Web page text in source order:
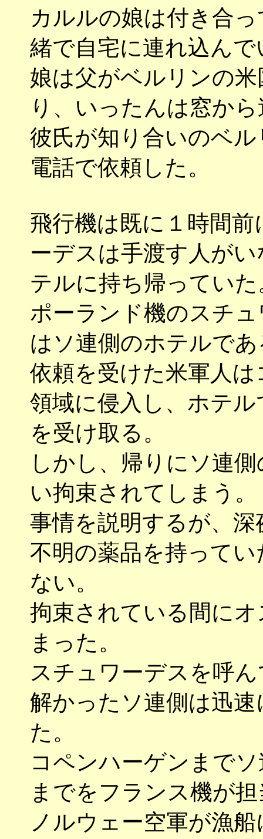
カルルの娘は付き合
緒で自宅に連れ込んで
娘は父がベルリンの
り、いったんは窓か
彼氏が知り合いのベ
電話で依頼した。
飛行機は既に１時間
ーデスは手渡す人が
テルに持ち帰っていた
ポーランド機のスチ
はソ連側のホテルで
依頼を受けた米軍人
領域に侵入し、ホテ
を受け取る。
しかし、帰りにソ連
い拘束されてしまう。
事情を説明するが、
不明の薬品を持って
ない。
拘束されている間に
まった。
スチュワーデスを呼
解かったソ連側は迅
た。
コペンハーゲンまで
までをフランス機が
ノルウェー空軍が漁